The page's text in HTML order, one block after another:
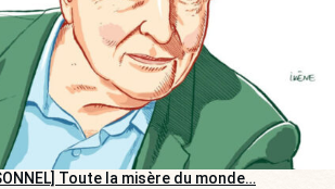
Toute la misère du monde…